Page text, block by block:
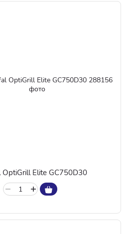
OptiGrill Elite GC750D30